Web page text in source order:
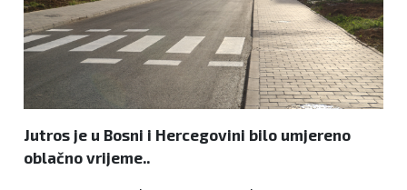
Jutros je u Bosni i Hercegovini bilo umjereno
oblačno vrijeme..